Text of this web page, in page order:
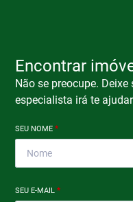
Encontrar
Não se preocupe.
especialista irá te
SEU NOME*
SEU E-MAIL*